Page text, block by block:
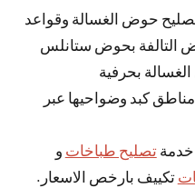
حوض الغسالة وقواعد
التالفة بحوض ستانلس
بحرفية
كبد وضواحيها عبر
خدمةتصليح طباخات و
تكييف بارخص الاسعار.